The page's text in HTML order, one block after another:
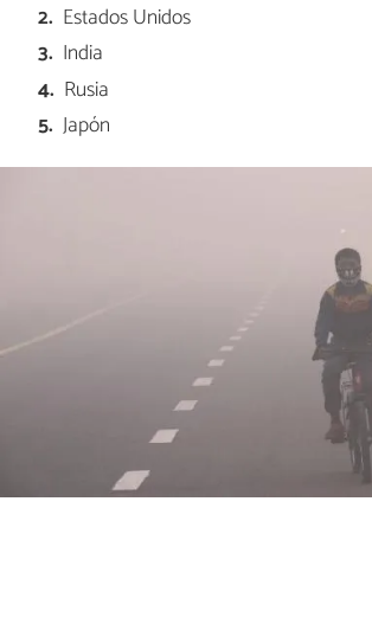
Estados Unidos
India
Rusia
Japón